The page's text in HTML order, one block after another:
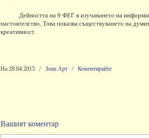
Дейността на 9 ФЕГ в изучаването на
настоятелство. Това показва съществуването на
креативност.
На 28.04.2015 / Зона Арт / Коментирайте
Вашият коментар